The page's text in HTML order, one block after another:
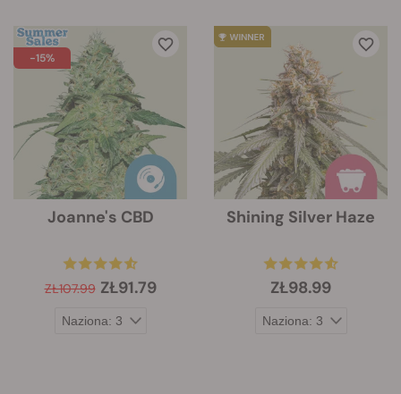
-15%
Joanne's CBD
ZŁ107.99 ZŁ91.79
Shining Silver Haze
ZŁ98.99